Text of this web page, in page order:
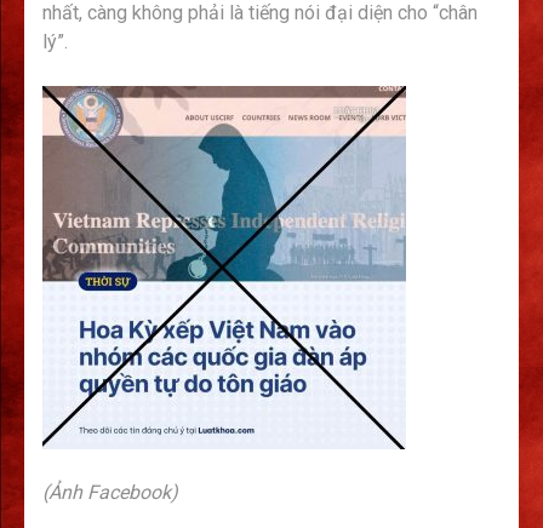
nhất, càng không phải là tiếng nói đại diện cho “chân
lý”.
(Ảnh Facebook)